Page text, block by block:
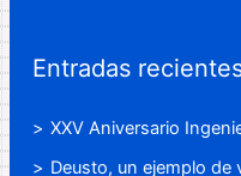
Entradas
XXV Aniversario
Deusto, un ejemplo de